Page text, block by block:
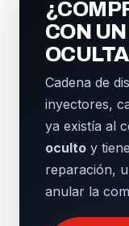
CON
Cadena de
inyectores,
ya existía al
oculto y
reparación,
anular la